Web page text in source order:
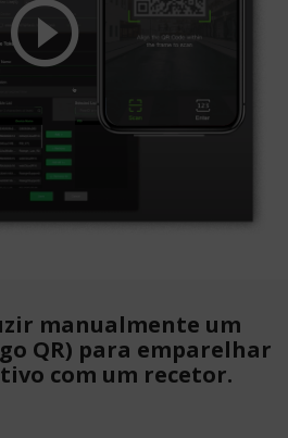
manualmente um
QR) para emparelhar
com um recetor.